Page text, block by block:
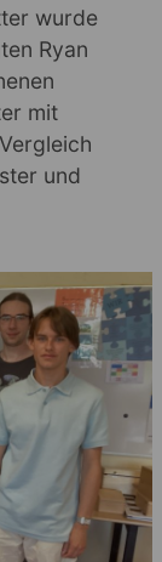
wurde
Ryan
mit
und